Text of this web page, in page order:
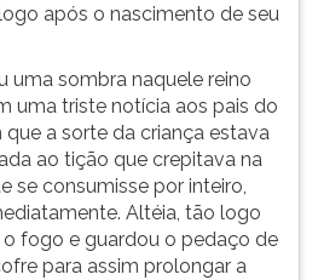
após o nascimento de seu
uma sombra naquele reino
uma triste notícia aos pais do
a sorte da criança estava
ao tição que crepitava na
se consumisse por inteiro,
Altéia, tão logo
fogo e guardou o pedaço de
para assim prolongar a